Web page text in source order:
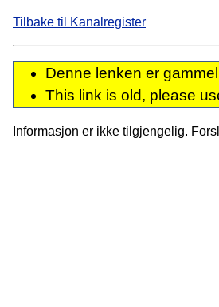
Tilbake til Kanalregister
Denne lenken er
This link is old, please
Informasjon er ikke tilgjengelig.